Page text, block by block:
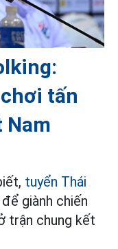
tấn
Nam
tuyển Thái
giành chiến
trận chung kết